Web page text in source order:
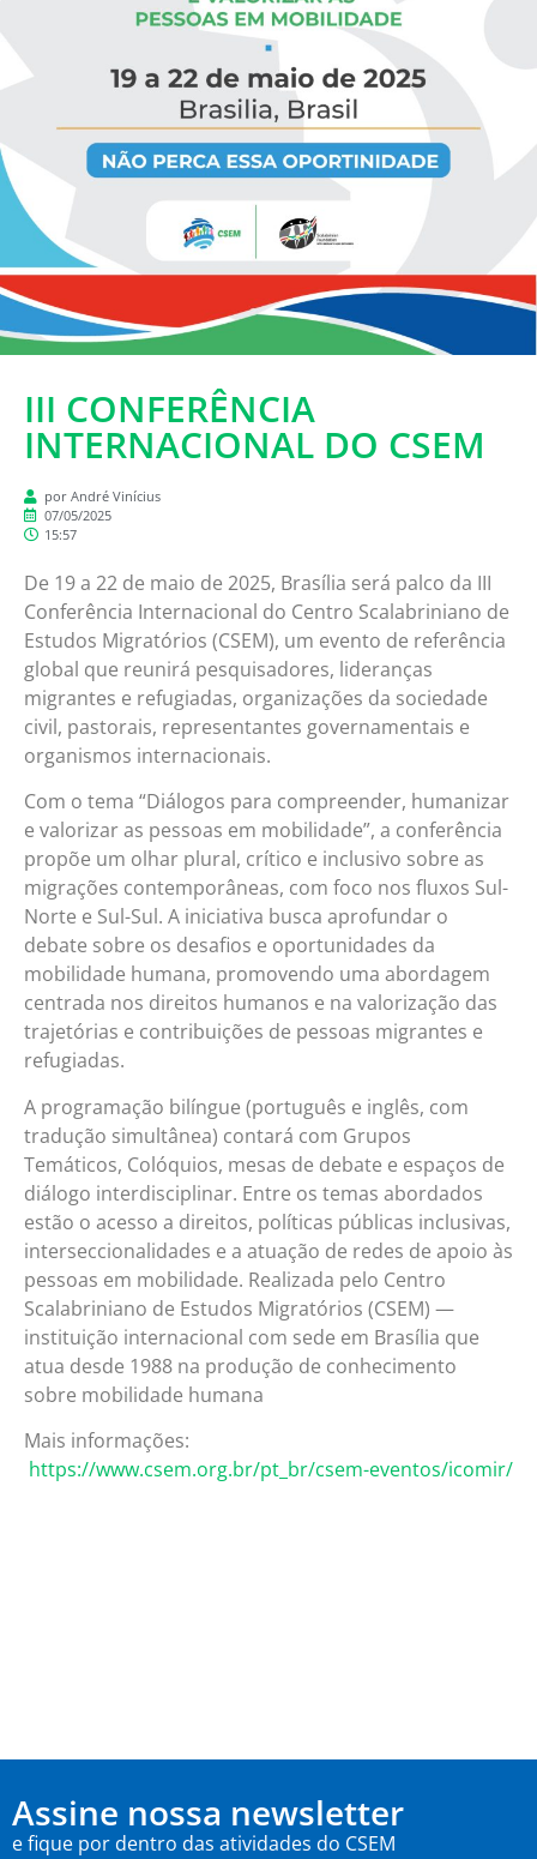
III CONFERÊNCIA
INTERNACIONAL DO CSEM
por André Vinícius
07/05/2025
15:57
De 19 a 22 de maio de 2025, Brasília será palco da III
Conferência Internacional do Centro Scalabriniano de
Estudos Migratórios (CSEM), um evento de referência
global que reunirá pesquisadores, lideranças
migrantes e refugiadas, organizações da sociedade
civil, pastorais, representantes governamentais e
organismos internacionais.
Com o tema “Diálogos para compreender, humanizar
e valorizar as pessoas em mobilidade”, a conferência
propõe um olhar plural, crítico e inclusivo sobre as
migrações contemporâneas, com foco nos fluxos Sul-
Norte e Sul-Sul. A iniciativa busca aprofundar o
debate sobre os desafios e oportunidades da
mobilidade humana, promovendo uma abordagem
centrada nos direitos humanos e na valorização das
trajetórias e contribuições de pessoas migrantes e
refugiadas.
A programação bilíngue (português e inglês, com
tradução simultânea) contará com Grupos
Temáticos, Colóquios, mesas de debate e espaços de
diálogo interdisciplinar. Entre os temas abordados
estão o acesso a direitos, políticas públicas inclusivas,
interseccionalidades e a atuação de redes de apoio às
pessoas em mobilidade. Realizada pelo Centro
Scalabriniano de Estudos Migratórios (CSEM) —
instituição internacional com sede em Brasília que
atua desde 1988 na produção de conhecimento
sobre mobilidade humana
Mais informações:
https://www.csem.org.br/pt_br/csem-eventos/icomir/
Assine nossa newsletter
e fique por dentro das atividades do CSEM